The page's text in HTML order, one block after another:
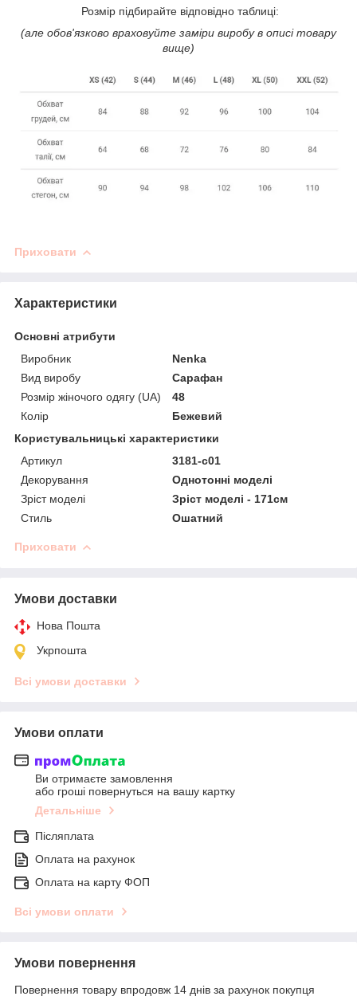
Розмір підбирайте відповідно таблиці:
(але обов'язково враховуйте заміри виробу в описі товару
вище)
Приховати
Характеристики
Основні атрибути
Виробник
Nenka
Вид виробу
Сарафан
Розмір жіночого одягу (UA)
48
Колір
Бежевий
Користувальницькі характеристики
Артикул
3181-c01
Декорування
Однотонні моделі
Зріст моделі
Зріст моделі - 171см
Стиль
Ошатний
Приховати
Умови доставки
Нова Пошта
Укрпошта
Всі умови доставки
Умови оплати
Ви отримаєте замовлення
або гроші повернуться на вашу картку
Детальніше
Післяплата
Оплата на рахунок
Оплата на карту ФОП
Всі умови оплати
Умови повернення
Повернення товару впродовж 14 днів за рахунок покупця